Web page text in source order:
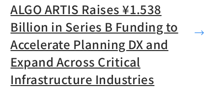
ALGO ARTIS Raises ¥1.538
Billion in Series B Funding to
Accelerate Planning DX and
Expand Across Critical
Infrastructure Industries